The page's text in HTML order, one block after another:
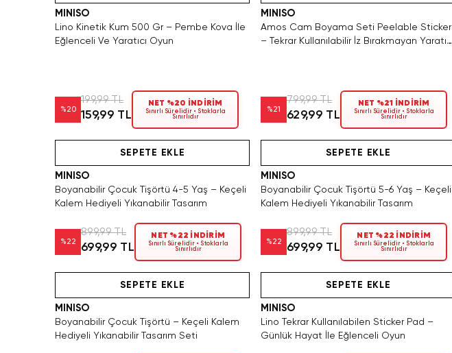
MINISO
Lino Kinetik Kum 500 Gr – Pembe Kova İle
Eğlenceli Ve Yaratıcı Oyun
%20
199,99 TL
159,99 TL
NET %20 İNDİRİM
Sınırlı Sürelidir • Stoklarla
Sınırlıdır
MINISO
Amos Cam Boyama Seti Peelable Sticker
– Tekrar Kullanılabilir İz Bırakmayan Yaratıcı
%21
799,99 TL
629,99 TL
NET %21 İNDİRİM
Sınırlı Sürelidir • Stoklarla
Sınırlıdır
SEPETE EKLE
MINISO
Boyanabilir Çocuk Tişörtü 4-5 Yaş – Keçeli
Kalem Hediyeli Yıkanabilir Tasarım
%22
899,99 TL
699,99 TL
NET %22 İNDİRİM
Sınırlı Sürelidir • Stoklarla
Sınırlıdır
SEPETE EKLE
MINISO
Boyanabilir Çocuk Tişörtü 5-6 Yaş – Keçeli
Kalem Hediyeli Yıkanabilir Tasarım
%22
899,99 TL
699,99 TL
NET %22 İNDİRİM
Sınırlı Sürelidir • Stoklarla
Sınırlıdır
SEPETE EKLE
MINISO
Boyanabilir Çocuk Tişörtü – Keçeli Kalem
Hediyeli Yıkanabilir Tasarım Seti
SEPETE EKLE
MINISO
Lino Tekrar Kullanılabilen Sticker Pad –
Günlük Hayat İle Eğlenceli Oyun